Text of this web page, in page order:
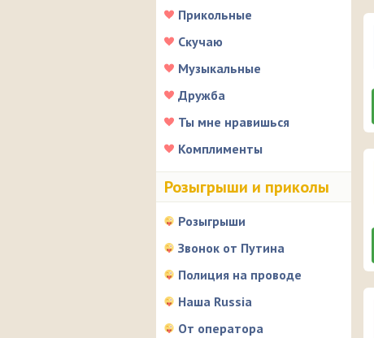
Прикольные
Скучаю
Музыкальные
Дружба
Ты мне нравишься
Комплименты
Розыгрыши и приколы
Розыгрыши
Звонок от Путина
Полиция на проводе
Наша Russia
От оператора